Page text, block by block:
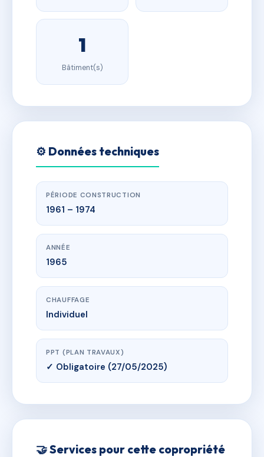
1
Bâtiment(s)
⚙️ Données techniques
PÉRIODE CONSTRUCTION
1961 – 1974
ANNÉE
1965
CHAUFFAGE
Individuel
PPT (PLAN TRAVAUX)
✓ Obligatoire (27/05/2025)
🤝 Services pour cette copropriété